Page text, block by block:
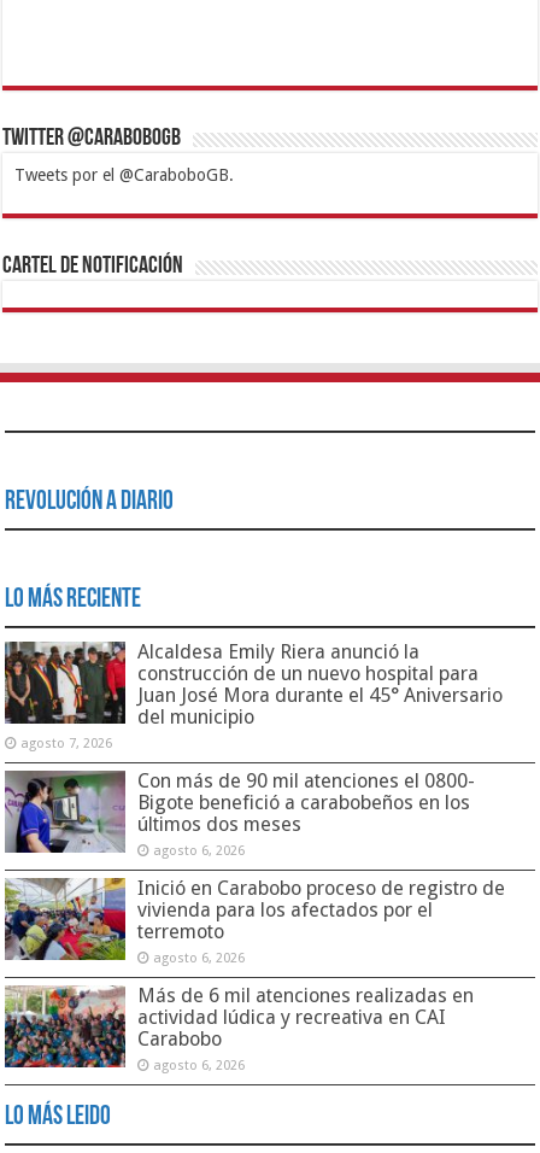
Twitter @CaraboboGB
Tweets por el @CaraboboGB.
1xbetBetturkeyBetistKralbetSupertotobetTipobetMatadorbetMariobet
https://mvbcasino.com/
Cartel de Notificación
Revolución a Diario
Lo Más Reciente
Alcaldesa Emily Riera anunció la
construcción de un nuevo hospital para
Juan José Mora durante el 45° Aniversario
del municipio
agosto 7, 2026
Con más de 90 mil atenciones el 0800-
Bigote benefició a carabobeños en los
últimos dos meses
agosto 6, 2026
Inició en Carabobo proceso de registro de
vivienda para los afectados por el
terremoto
agosto 6, 2026
Más de 6 mil atenciones realizadas en
actividad lúdica y recreativa en CAI
Carabobo
agosto 6, 2026
Lo Más Leido